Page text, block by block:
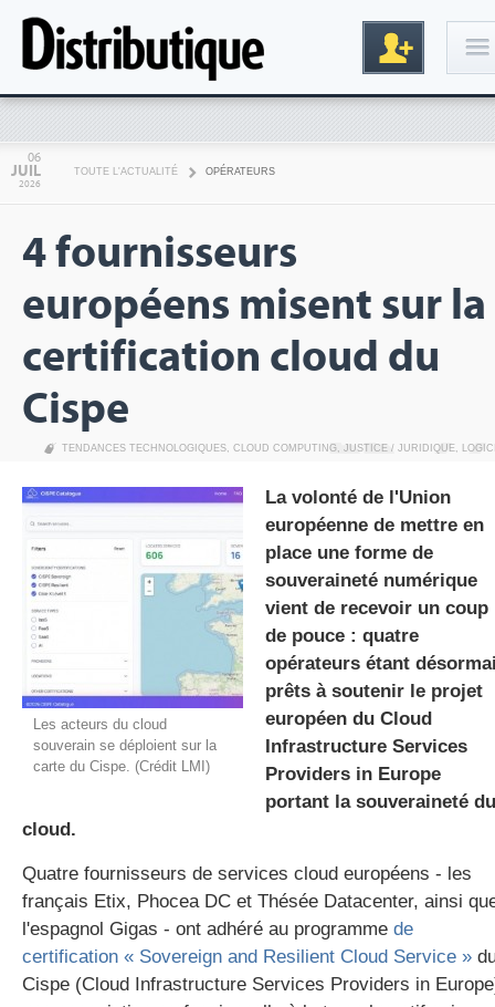
Inscription
gratuite
06
JUIL
2026
TOUTE L'ACTUALITÉ OPÉRATEURS
4 fournisseurs
européens misent sur la
certification cloud du
Cispe
TENDANCES TECHNOLOGIQUES, CLOUD COMPUTING , JUSTICE / JURIDIQUE,
Les acteurs du cloud
souverain se déploient sur la
carte du Cispe. (Crédit LMI)
La volonté de l'Union
européenne de mettre en
place une forme de
souveraineté numérique
vient de recevoir un coup
de pouce : quatre
opérateurs étant
prêts à soutenir le projet
européen du Cloud
Infrastructure Services
Providers in Europe
portant la souveraineté du
cloud.
Quatre fournisseurs de services cloud européens - les
français Etix, Phocea DC et Thésée Datacenter, ainsi
l'espagnol Gigas - ont adhéré au programme de
certification « Sovereign and Resilient Cloud Service »
Cispe (Cloud Infrastructure Services Providers in